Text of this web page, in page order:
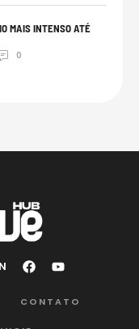
MAIS INTENSO ATÉ
0
CONTATO